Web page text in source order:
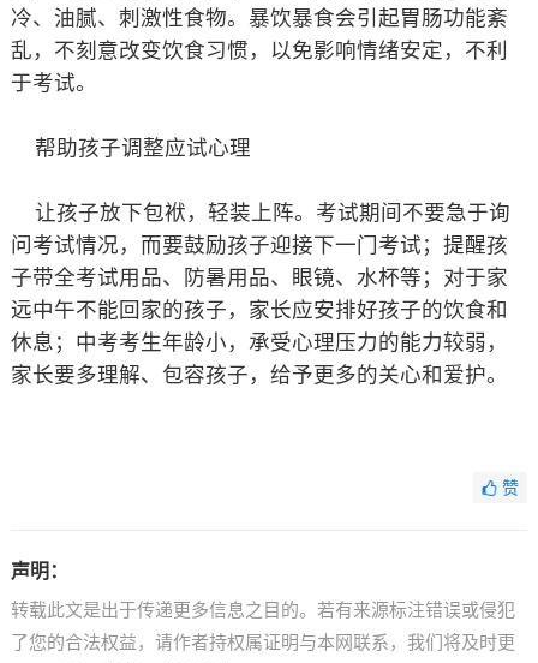
冷、油腻、刺激性食物。暴饮暴食会引起胃肠功能紊
乱，不刻意改变饮食习惯，以免影响情绪安定，不利
于考试。
帮助孩子调整应试心理
让孩子放下包袱，轻装上阵。考试期间不要急于询
问考试情况，而要鼓励孩子迎接下一门考试；提醒孩
子带全考试用品、防暑用品、眼镜、水杯等；对于家
远中午不能回家的孩子，家长应安排好孩子的饮食和
休息；中考考生年龄小，承受心理压力的能力较弱，
家长要多理解、包容孩子，给予更多的关心和爱护。
赞
声明：
转载此文是出于传递更多信息之目的。若有来源标注错误或侵犯
了您的合法权益，请作者持权属证明与本网联系，我们将及时更